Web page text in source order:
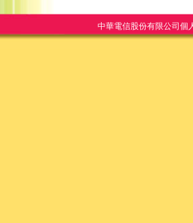
中華電信股份有限公司個